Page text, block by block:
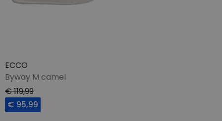
ECCO
Byway M camel
€ 119,99
€ 95,99